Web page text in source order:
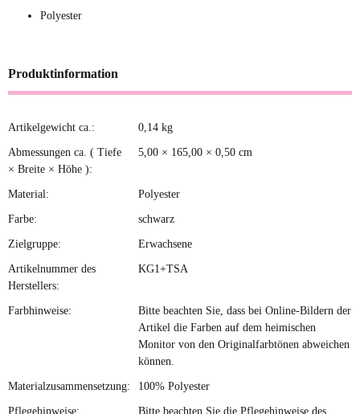
Polyester
Produktinformation
Produkteigenschaft
Wert
Artikelgewicht ca.: 0,14 kg
Abmessungen ca. ( Tiefe
× Breite × Höhe ):
5,00 × 165,00 × 0,50 cm
Material: Polyester
Farbe: schwarz
Zielgruppe: Erwachsene
Artikelnummer des
Herstellers:
KG1+TSA
Farbhinweise:
Bitte beachten Sie, dass bei Online-Bildern der
Artikel die Farben auf dem heimischen
Monitor von den Originalfarbtönen abweichen
können.
Materialzusammensetzung: 100% Polyester
Pflegehinweise: Bitte beachten Sie die Pflegehinweise des